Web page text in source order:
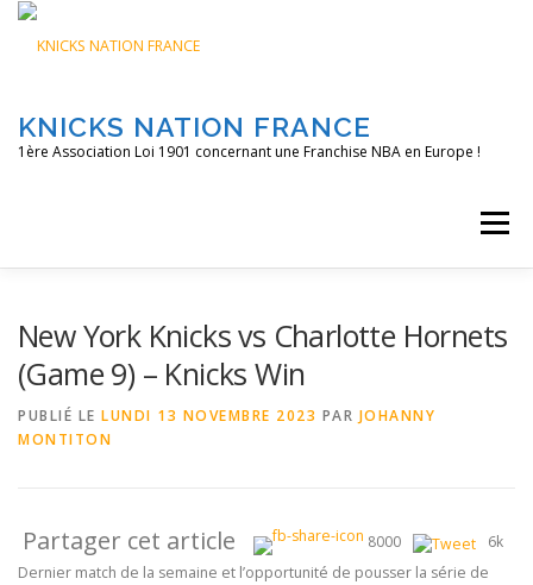
Aller
contenu
KNICKS NATION FRANCE
1ère Association Loi 1901 concernant une Franchise NBA en Europe !
Menu
New York Knicks vs Charlotte Hornets
(Game 9) – Knicks Win
PUBLIÉ LE LUNDI 13 NOVEMBRE 2023 PAR JOHANNY
MONTITON
Partager cet article 8000
6k
Dernier match de la semaine et l’opportunité de pousser la série de